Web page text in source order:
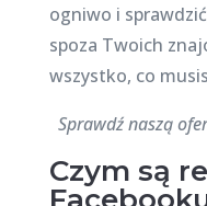
ogniwo i
spoza Twoich
wszystko, co
Sprawdź naszą
Czym są